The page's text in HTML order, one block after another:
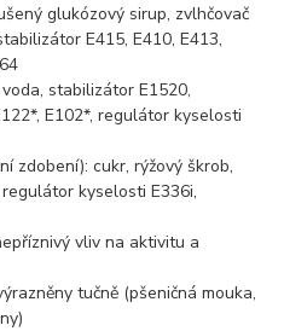
glukózový sirup, zvlhčovač
E415, E410, E413,
stabilizátor E1520,
E102*, regulátor kyselosti
zdobení): cukr, rýžový škrob,
regulátor kyselosti E336i,
vliv na aktivitu a
tučně (pšeničná mouka,